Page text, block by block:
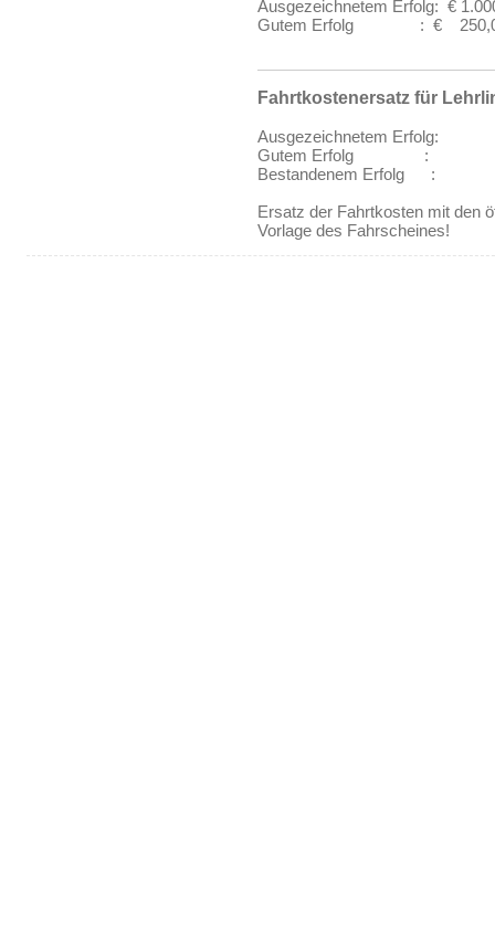
Ausgezeichnetem Erfolg: €
Gutem Erfolg : €
Fahrtkostenersatz für
Ausgezeichnetem Erfolg:
Gutem Erfolg : 2
Bestandenem Erfolg : 1
Ersatz der Fahrtkosten mit den
Vorlage des Fahrscheines!